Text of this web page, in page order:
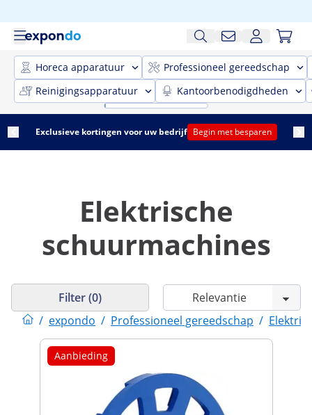
Horeca apparatuur
Professioneel gereedschap
Reinigingsapparatuur
Kantoorbenodigdheden
Exclusieve kortingen voor uw bedrijf Begin met besparen
Elektrische
schuurmachines
/ expondo / Professioneel gereedschap /
Filter (0)
Aanbieding